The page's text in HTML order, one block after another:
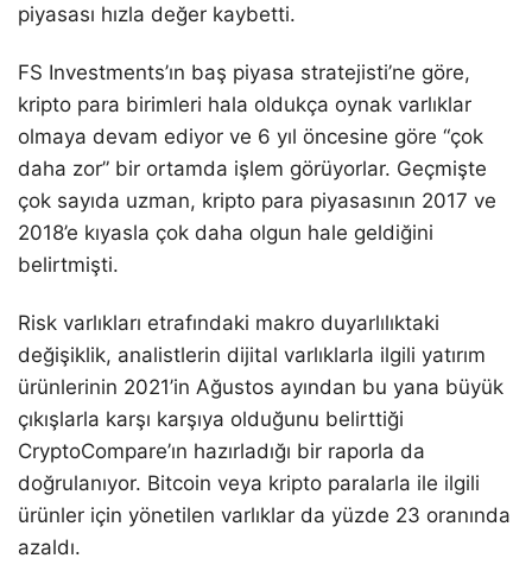
piyasası hızla değer kaybetti.
FS Investments’ın baş piyasa stratejisti’ne göre,
kripto para birimleri hala oldukça oynak varlıklar
olmaya devam ediyor ve 6 yıl öncesine göre “çok
daha zor” bir ortamda işlem görüyorlar. Geçmişte
çok sayıda uzman, kripto para piyasasının 2017 ve
2018’e kıyasla çok daha olgun hale geldiğini
belirtmişti.
Risk varlıkları etrafındaki makro duyarlılıktaki
değişiklik, analistlerin dijital varlıklarla ilgili yatırım
ürünlerinin 2021’in Ağustos ayından bu yana büyük
çıkışlarla karşı karşıya olduğunu belirttiği
CryptoCompare’ın hazırladığı bir raporla da
doğrulanıyor. Bitcoin veya kripto paralarla ile ilgili
ürünler için yönetilen varlıklar da yüzde 23 oranında
azaldı.